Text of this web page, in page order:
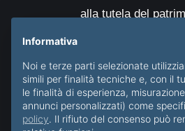
alla tutela del
con particolare
minori e delle
Informativa
Noi e terze parti selezionate
simili per finalità tecniche e, con il
le finalità di esperienza,
annunci personalizzati) come
policy. Il rifiuto del consenso può